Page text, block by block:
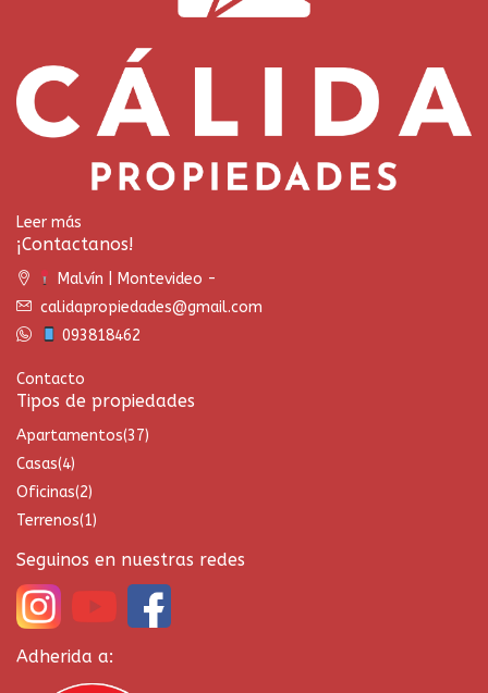
Leer más
¡Contactanos!
Malvín | Montevideo -
calidapropiedades@gmail.com
093818462
Contacto
Tipos de propiedades
Apartamentos(37)
Casas(4)
Oficinas(2)
Terrenos(1)
Seguinos en nuestras redes
Adherida a: